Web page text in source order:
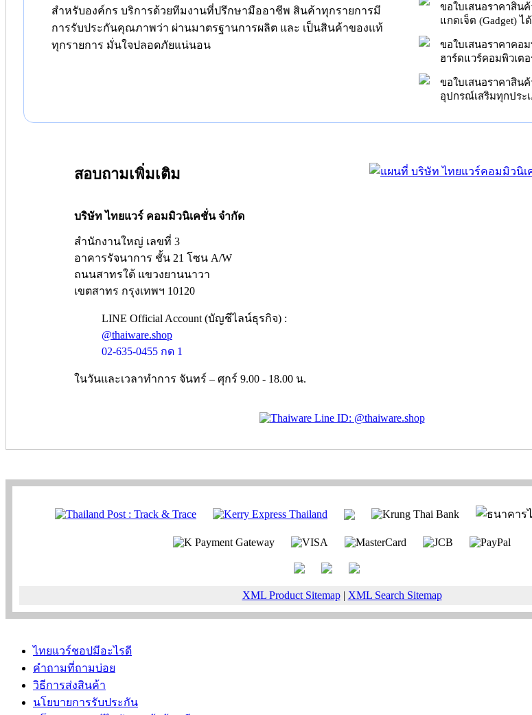
สำหรับองค์กร บริการด้วยทีมงานที่ปรึกษามืออาชีพ สินค้าทุกรายการมี
การรับประกันคุณภาพว่า ผ่านมาตรฐานการผลิต และ เป็นสินค้าของแท้
ทุกรายการ มั่นใจปลอดภัยแน่นอน
ขอใบเสนอราคาสิน
แกดเจ็ต (Gadget)
ขอใบเสนอราคาคอ
ฮาร์ดแวร์คอมพิวเตอ
ขอใบเสนอราคาสิน
อุปกรณ์เสริมทุกประ
สอบถามเพิ่มเติม
บริษัท ไทยแวร์ คอมมิวนิเคชั่น จำกัด
สำนักงานใหญ่ เลขที่ 3
อาคารรัจนาการ ชั้น 21 โซน A/W
ถนนสาทรใต้ แขวงยานนาวา
เขตสาทร กรุงเทพฯ 10120
LINE Official Account (บัญชีไลน์ธุรกิจ) :
@thaiware.shop
02-635-0455 กด 1
ในวันและเวลาทำการ จันทร์ – ศุกร์ 9.00 - 18.00 น.
XML Product Sitemap| XML Search Sitemap
ไทยแวร์ชอปมีอะไรดี
คำถามที่ถามบ่อย
วิธีการส่งสินค้า
นโยบายการรับประกัน